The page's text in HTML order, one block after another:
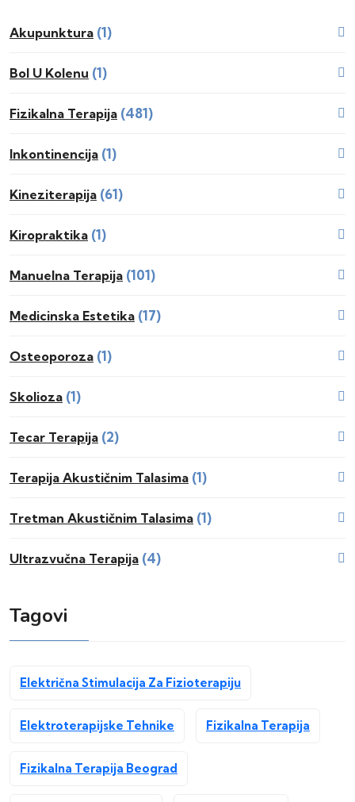
Akupunktura (1)
Bol U Kolenu (1)
Fizikalna Terapija (481)
Inkontinencija (1)
Kineziterapija (61)
Kiropraktika (1)
Manuelna Terapija (101)
Medicinska Estetika (17)
Osteoporoza (1)
Skolioza (1)
Tecar Terapija (2)
Terapija Akustičnim Talasima (1)
Tretman Akustičnim Talasima (1)
Ultrazvučna Terapija (4)
Tagovi
Električna Stimulacija Za Fizioterapiju
Elektroterapijske Tehnike Fizikalna Terapija
Fizikalna Terapija Beograd